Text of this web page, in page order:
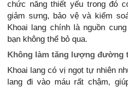
chức năng thiết yếu trong đó
giảm sưng, bảo vệ và kiểm
Khoai lang chính là nguồn
bạn không thể bỏ qua.
Không làm tăng lượng đường
Khoai lang có vị ngọt tự nhiên
lang đi vào máu rất chậm,